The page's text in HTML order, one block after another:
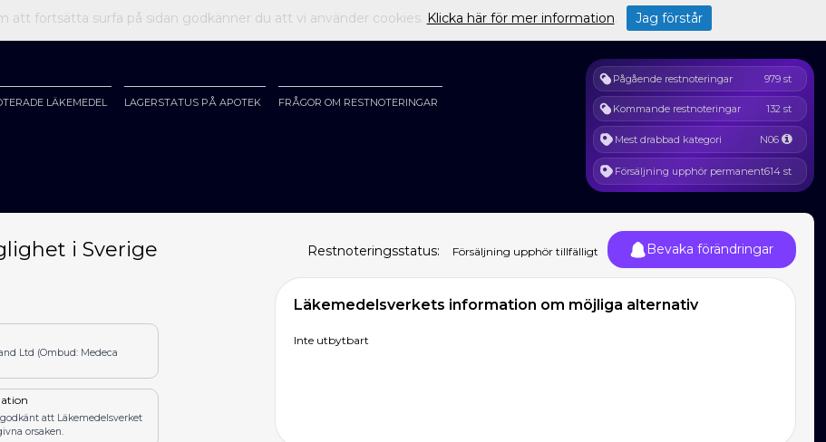
LÄKEMEDEL LAGERSTATUS PÅ APOTEK FRÅGOR OM RESTNOTERINGAR
Pågående restnoteringar 979 st
Kommande restnoteringar 132 st
Mest drabbad kategori N06
Försäljning upphör permanent614 st
i Sverige Restnoteringsstatus: Försäljning upphör tillfälligt Bevaka förändringar
Ltd (Ombud: Medeca
att Läkemedelsverket
orsaken.
Läkemedelsverkets information om möjliga alternativ
Inte utbytbart
att fortsätta surfa på sidan godkänner du att vi använder cookies. Klicka här för mer information. Jag förstår